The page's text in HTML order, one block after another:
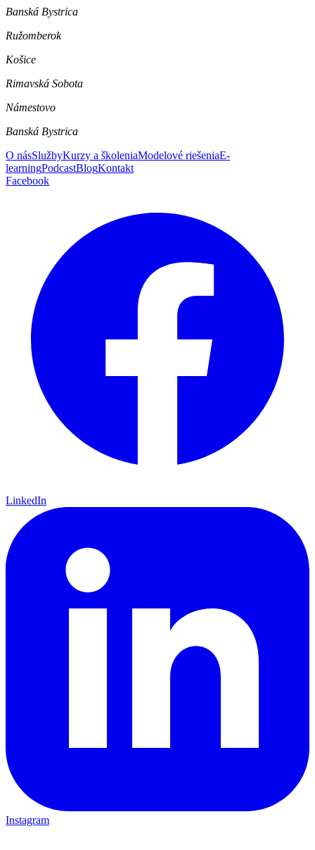
Banská Bystrica
Ružomberok
Košice
Rimavská Sobota
Námestovo
Banská Bystrica
O násSlužbyKurzy a školeniaModelové riešeniaE-
learningPodcastBlogKontakt
Facebook
LinkedIn
Instagram